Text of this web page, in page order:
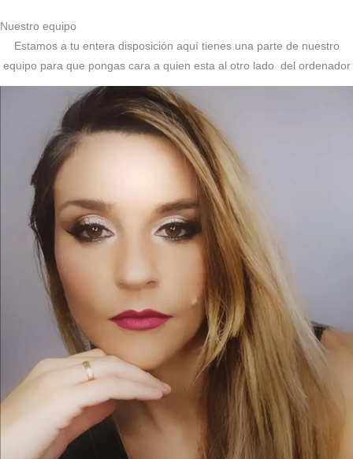
hasta
736,00 €
Nuestro equipo
Estamos a tu entera disposición aquí tienes una parte de nuestro
equipo para que pongas cara a quien esta al otro lado del ordenador